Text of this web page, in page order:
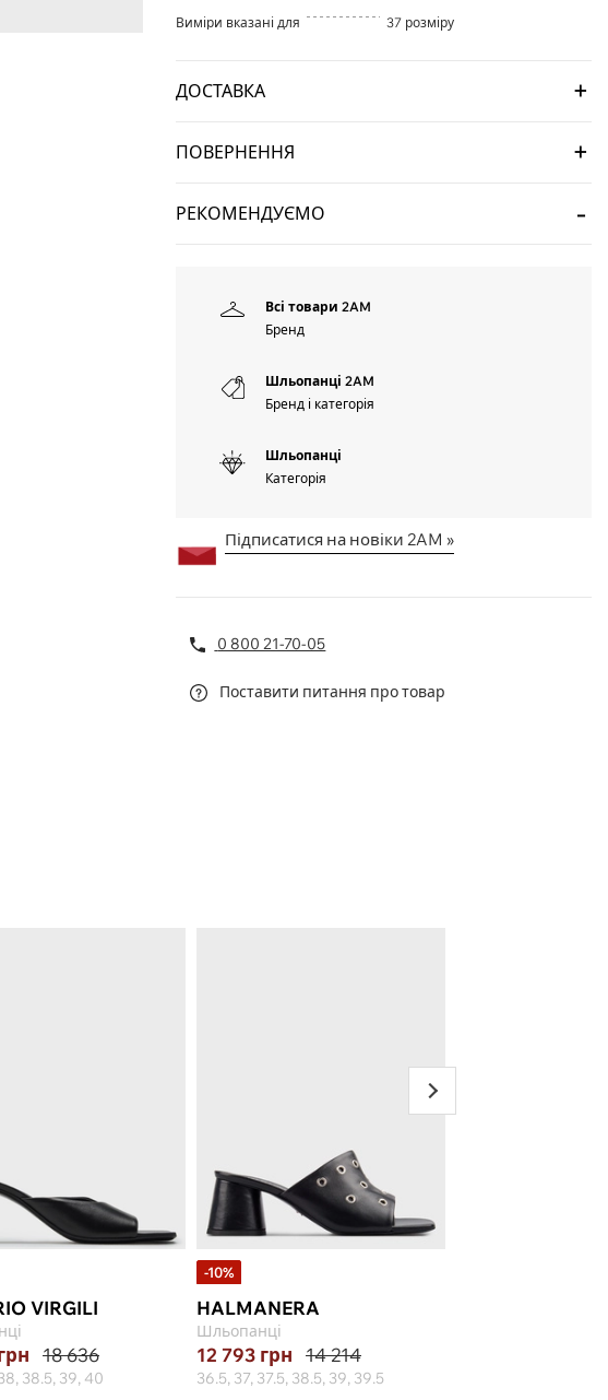
Виміри вказані для
37 розміру
ДОСТАВКА
ПОВЕРНЕННЯ
РЕКОМЕНДУЄМО
Всі товари 2AM
Бренд
Шльопанці 2AM
Бренд і категорія
Шльопанці
Категорія
Підписатися на новіки 2AM »
0 800 21-70-05
Поставити питання про товар
VIRGILI
18 636
38.5, 39, 40
-10%
HALMANERA
Шльопанці
12 793 грн 14 214
36.5, 37, 37.5, 38.5, 39, 39.5